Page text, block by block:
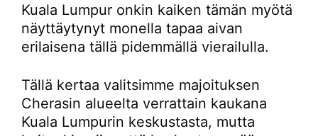
Kuala Lumpur onkin kaiken tämän myötä
näyttäytynyt monella tapaa aivan
erilaisena tällä pidemmällä vierailulla.
Tällä kertaa valitsimme majoituksen
Cherasin alueelta verrattain kaukana
Kuala Lumpurin keskustasta, mutta